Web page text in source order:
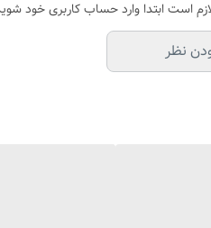
است ابتدا وارد حساب کاربری خود
نظر